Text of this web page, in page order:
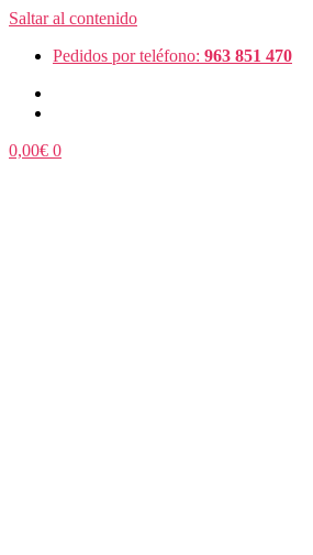
Saltar al contenido
Pedidos por teléfono: 963 851 470
0,00€ 0